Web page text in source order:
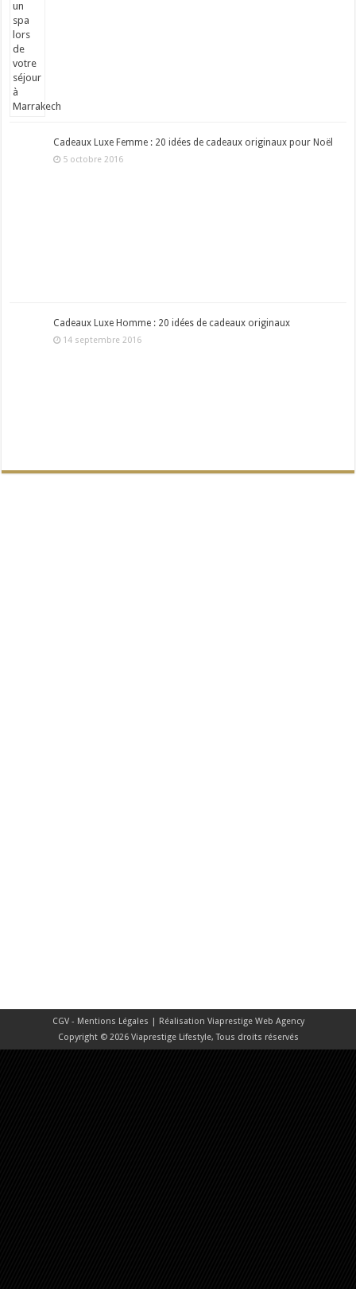
Cadeaux Luxe Femme : 20 idées de cadeaux originaux pour Noël
5 octobre 2016
Cadeaux Luxe Homme : 20 idées de cadeaux originaux
14 septembre 2016
CGV - Mentions Légales | Réalisation Viaprestige Web Agency
Copyright © 2026 Viaprestige Lifestyle, Tous droits réservés